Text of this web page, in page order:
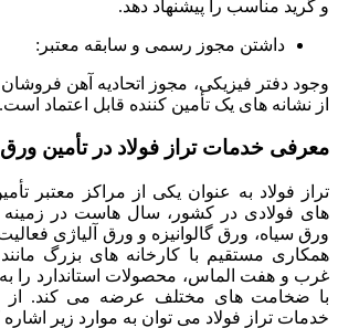
و گرید مناسب را پیشنهاد دهد.
داشتن مجوز رسمی و سابقه معتبر:
وجود دفتر فیزیکی، مجوز اتحادیه آهن
از نشانه های یک تأمین کننده قابل اعتماد است.
معرفی خدمات تراز فولاد در تأمین
تراز فولاد به عنوان یکی از مراکز معتبر
های فولادی در کشور، سال هاست در
ورق سیاه، ورق گالوانیزه و ورق آلیاژی
همکاری مستقیم با کارخانه های بزرگ مانند
غرب و هفت الماس، محصولات استاندارد
با ضخامت های مختلف عرضه می کند. از
خدمات تراز فولاد می توان به موارد زیر